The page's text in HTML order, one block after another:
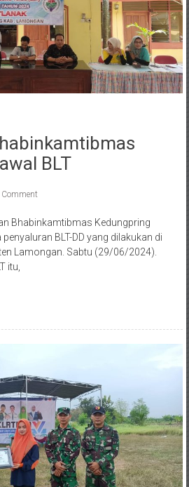
BLT
Comment
Bhabinkamtibmas Kedungpring
BLT-DD yang dilakukan di
Lamongan. Sabtu (29/06/2024).
itu,